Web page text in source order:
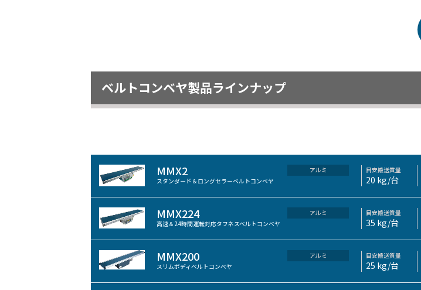
ベルトコンベヤ製品ラインナップ
MMX2
アルミ
スタンダード＆ロングセラーベルトコンベヤ
目安搬送質量
20 kg/台
MMX224
アルミ
高速＆24時間運転対応タフネスベルトコンベヤ
目安搬送質量
35 kg/台
MMX200
アルミ
スリムボディベルトコンベヤ
目安搬送質量
25 kg/台